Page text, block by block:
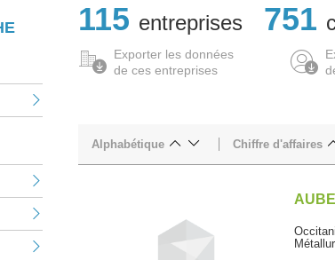
115 entreprises 751
Exporter les données
de ces entreprises
Alphabétique Chiffre d'affaires